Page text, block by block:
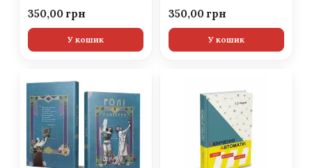
350,00
У кошик
350,00
У кошик